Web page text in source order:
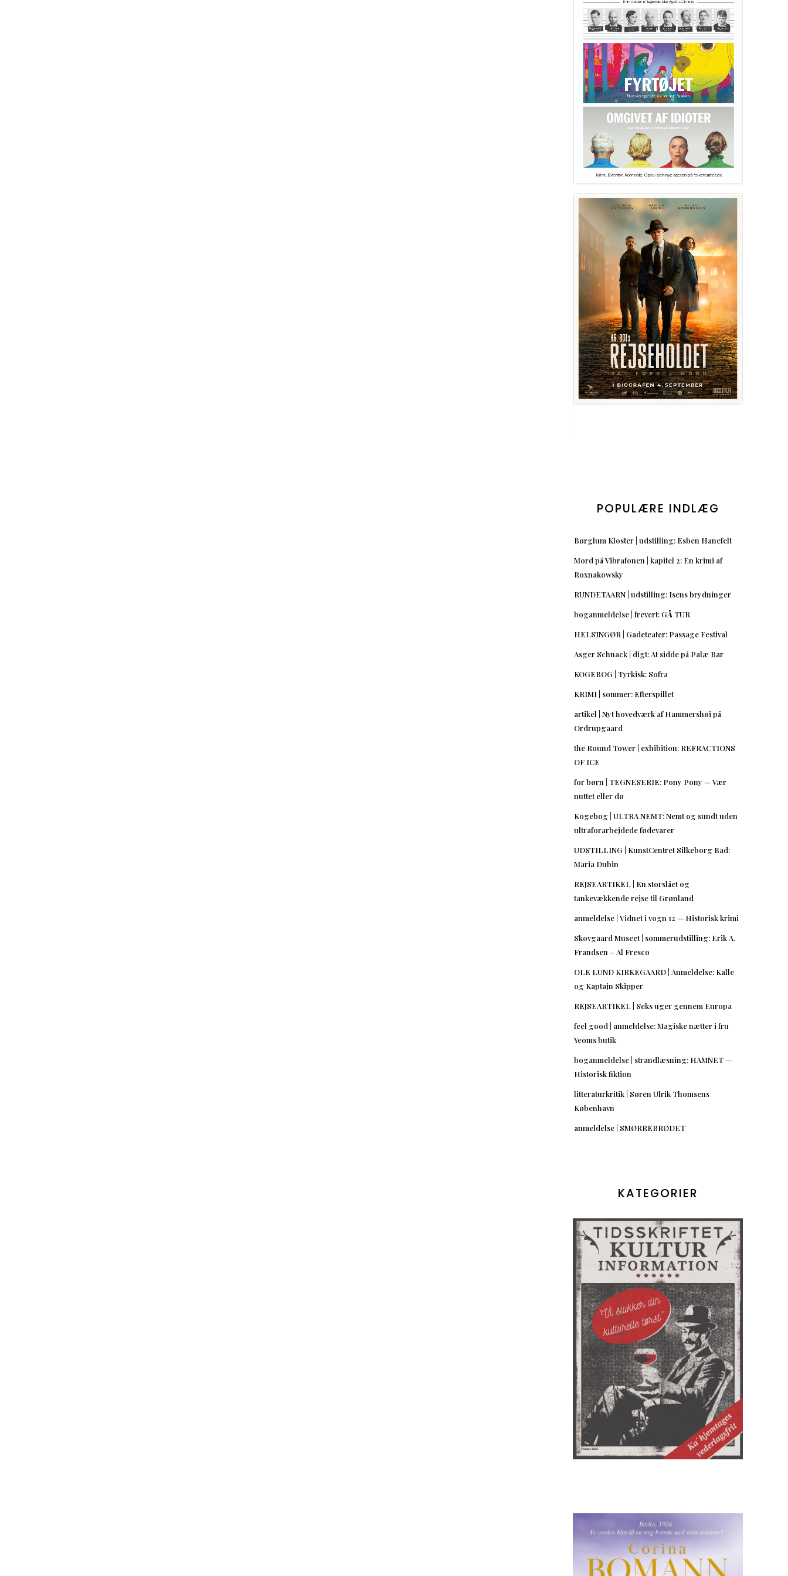
POPULÆRE INDLÆG
Børglum Kloster | udstilling: Esben Hanefelt
Mord på Vibrafonen | kapitel 2: En krimi af
Roxnakowsky
RUNDETAARN | udstilling: Isens brydninger
boganmeldelse | frevert: GÅ TUR
HELSINGØR | Gadeteater: Passage Festival
Asger Schnack | digt: At sidde på Palæ Bar
KOGEBOG | Tyrkisk: Sofra
KRIMI | sommer: Efterspillet
artikel | Nyt hovedværk af Hammershøi på
Ordrupgaard
the Round Tower | exhibition: REFRACTIONS
OF ICE
for børn | TEGNESERIE: Pony Pony — Vær
nuttet eller dø
Kogebog | ULTRA NEMT: Nemt og sundt uden
ultraforarbejdede fødevarer
UDSTILLING | KunstCentret Silkeborg Bad:
Maria Dubin
REJSEARTIKEL | En storslået og
tankevækkende rejse til Grønland
anmeldelse | Vidnet i vogn 12 — Historisk krimi
Skovgaard Museet | sommerudstilling: Erik A.
Frandsen – Al Fresco
OLE LUND KIRKEGAARD | Anmeldelse: Kalle
og Kaptajn Skipper
REJSEARTIKEL | Seks uger gennem Europa
feel good | anmeldelse: Magiske nætter i fru
Yeoms butik
boganmeldelse | strandlæsning: HAMNET —
Historisk fiktion
litteraturkritik | Søren Ulrik Thomsens
København
anmeldelse | SMØRREBRØDET
KATEGORIER